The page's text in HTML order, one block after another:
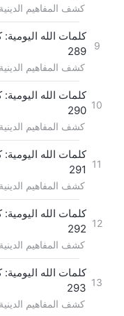
كشف المفاهيم الدينية
9
كلمات الله
289
كشف المفاهيم الدينية
10
كلمات الله
290
كشف المفاهيم الدينية
11
كلمات الله
291
كشف المفاهيم الدينية
12
كلمات الله
292
كشف المفاهيم الدينية
13
كلمات الله
293
كشف المفاهيم الدينية